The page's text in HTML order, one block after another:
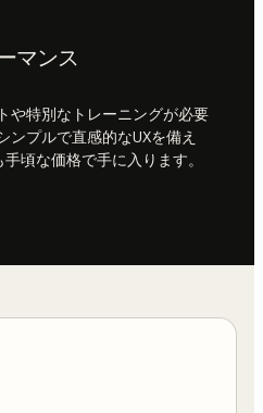
マンス
や特別なトレーニングが必要
ンプルで直感的なUXを備え
頃な価格で手に入ります。